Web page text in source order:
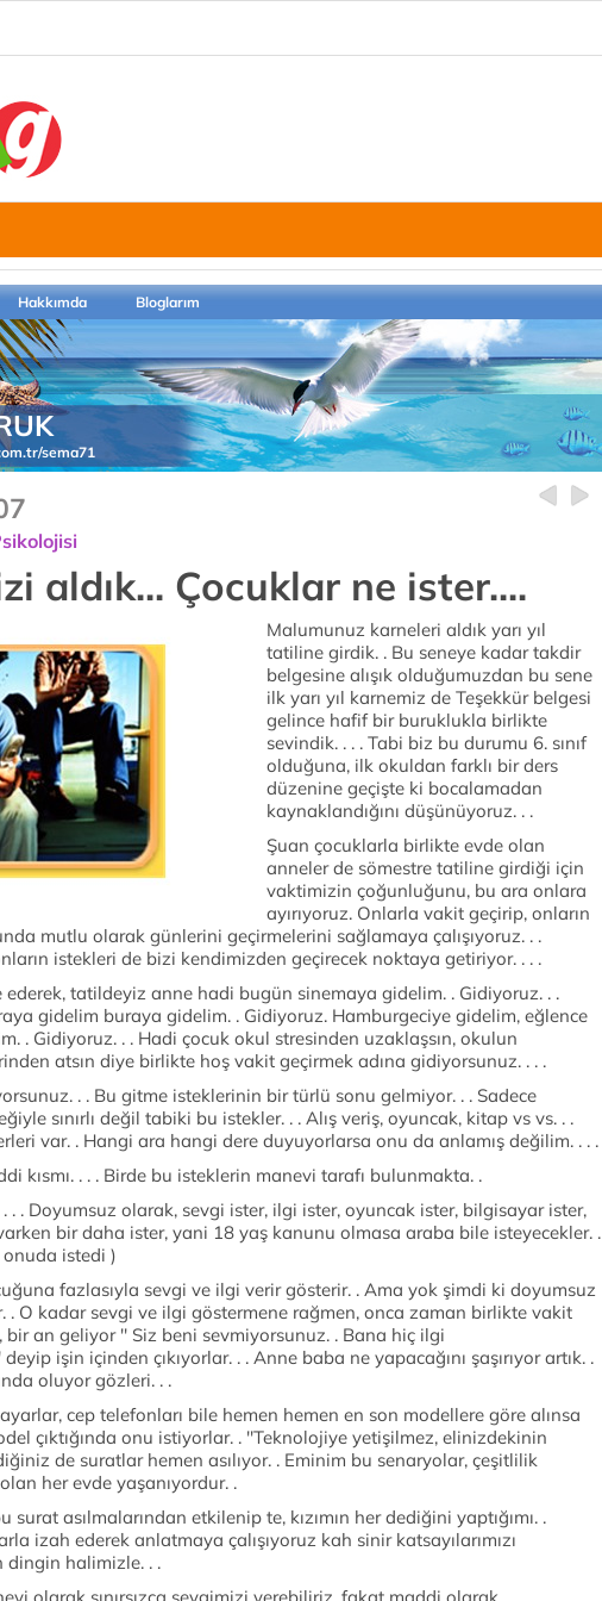
Hakkımda Bloglarım
sema71
aldık... Çocuklar ne ister....
Malumunuz karneleri aldık yarı yıl
tatiline girdik. . Bu seneye kadar takdir
belgesine alışık olduğumuzdan bu sene
ilk yarı yıl karnemiz de Teşekkür belgesi
gelince hafif bir buruklukla birlikte
sevindik. . . . Tabi biz bu durumu 6. sınıf
olduğuna, ilk okuldan farklı bir ders
düzenine geçişte ki bocalamadan
kaynaklandığını düşünüyoruz. . .
Şuan çocuklarla birlikte evde olan
anneler de sömestre tatiline girdiği için
vaktimizin çoğunluğunu, bu ara onlara
ayırıyoruz. Onlarla vakit geçirip, onların
mutlu olarak günlerini geçirmelerini sağlamaya çalışıyoruz. . .
istekleri de bizi kendimizden geçirecek noktaya getiriyor. . . .
ederek, tatildeyiz anne hadi bugün sinemaya gidelim. . Gidiyoruz. . .
gidelim buraya gidelim. . Gidiyoruz. Hamburgeciye gidelim, eğlence
. Gidiyoruz. . . Hadi çocuk okul stresinden uzaklaşsın, okulun
atsın diye birlikte hoş vakit geçirmek adına gidiyorsunuz. . . .
. . Bu gitme isteklerinin bir türlü sonu gelmiyor. . . Sadece
sınırlı değil tabiki bu istekler. . . Alış veriş, oyuncak, kitap vs vs. . .
var. . Hangi ara hangi dere duyuyorlarsa onu da anlamış değilim. . . .
kısmı. . . . Birde bu isteklerin manevi tarafı bulunmakta. .
. . . Doyumsuz olarak, sevgi ister, ilgi ister, oyuncak ister, bilgisayar ister,
bir daha ister, yani 18 yaş kanunu olmasa araba bile isteyecekler. .
onuda istedi )
fazlasıyla sevgi ve ilgi verir gösterir. . Ama yok şimdi ki doyumsuz
. O kadar sevgi ve ilgi göstermene rağmen, onca zaman birlikte vakit
bir an geliyor '' Siz beni sevmiyorsunuz. . Bana hiç ilgi
işin içinden çıkıyorlar. . . Anne baba ne yapacağını şaşırıyor artık. .
oluyor gözleri. . .
cep telefonları bile hemen hemen en son modellere göre alınsa
çıktığında onu istiyorlar. . ''Teknolojiye yetişilmez, elinizdekinin
de suratlar hemen asılıyor. . Eminim bu senaryolar, çeşitlilik
her evde yaşanıyordur. .
surat asılmalarından etkilenip te, kızımın her dediğini yaptığımı. .
izah ederek anlatmaya çalışıyoruz kah sinir katsayılarımızı
dingin halimizle. . .